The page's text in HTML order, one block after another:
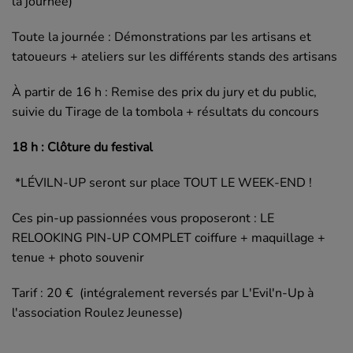
Toute la journée : Démonstrations par les artisans et
tatoueurs + ateliers sur les différents stands des artisans
À partir de 16 h : Remise des prix du jury et du public,
suivie du Tirage de la tombola + résultats du concours
18 h : Clôture du festival
*LÉVILN-UP seront sur place TOUT LE WEEK-END !
Ces pin-up passionnées vous proposeront : LE
RELOOKING PIN-UP COMPLET coiffure + maquillage +
tenue + photo souvenir
Tarif : 20 € (intégralement reversés par L'Evil'n-Up à
l'association Roulez Jeunesse)